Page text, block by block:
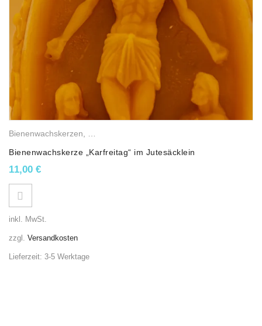
Bienenwachskerzen
Bienenwachskerze „Karfreitag“ im Jutesäcklein
11,00 €
inkl. MwSt.
zzgl. Versandkosten
Lieferzeit: 3-5 Werktage